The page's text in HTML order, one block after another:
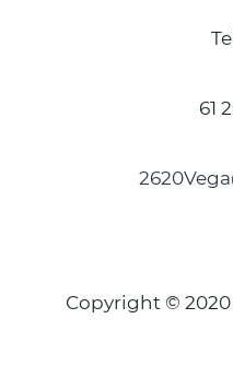
61
Copyright © 2020